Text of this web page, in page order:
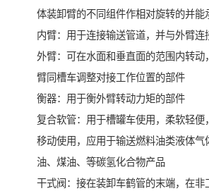
体装卸臂的不同组件作相对旋转的并能
内臂：用于连接输送管道，并与外臂连
外臂：可在水面和垂直面的范围内转动
臂同槽车调整对接工作位置的部件
衡器：用于衡外臂转动力矩的部件
复合软管：用于槽罐车使用，柔软轻便
移动使用，应用于输送燃料油类液体气
油、煤油、等碳氢化合物产品
干式阀：接在装卸车鹤管的末端，在非